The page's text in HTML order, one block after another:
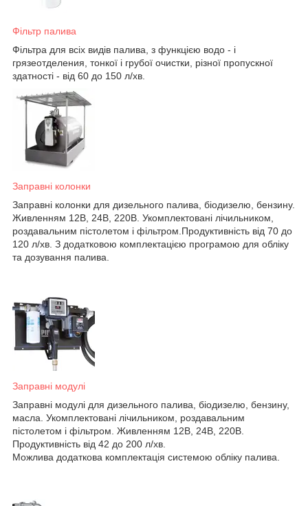
Фільтр палива
Фільтра для всіх видів палива, з функцією водо - і
грязеотделения, тонкої і грубої очистки, різної пропускної
здатності - від 60 до 150 л/хв.
Заправні колонки
Заправні колонки для дизельного палива, біодизелю, бензину.
Живленням 12В, 24В, 220В. Укомплектовані лічильником,
роздавальним пістолетом і фільтром.Продуктивність від 70 до
120 л/хв. З додатковою комплектацією програмою для обліку
та дозування палива.
Заправні модулі
Заправні модулі для дизельного палива, біодизелю, бензину,
масла. Укомплектовані лічильником, роздавальним
пістолетом і фільтром. Живленням 12В, 24В, 220В.
Продуктивність від 42 до 200 л/хв.
Можлива додаткова комплектація системою обліку палива.